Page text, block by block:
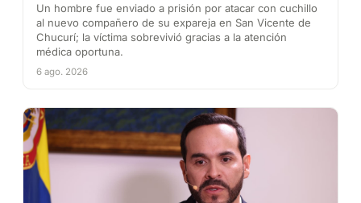
Un hombre fue enviado a prisión por atacar con cuchillo
al nuevo compañero de su expareja en San Vicente de
Chucurí; la víctima sobrevivió gracias a la atención
médica oportuna.
6 ago. 2026